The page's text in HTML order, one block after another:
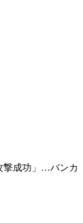
撃成功」…バンカ